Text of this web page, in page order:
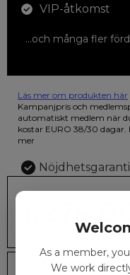
VIP-åtkomst
...och många fler
Läs mer om produkten här
12 färgpennor som du
illustrationen på den
färger.
Kampanjpris och
automatiskt medlem när
kostar EURO 38/30 dagar.
mer
Nöjdhetsgaranti
Leveranstid:
As a member,
We work